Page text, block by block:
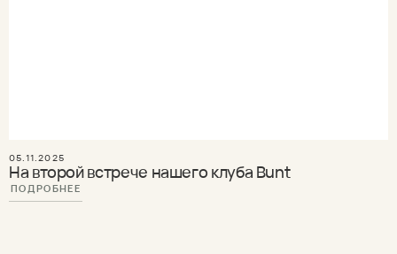
05.11.2025
На второй встрече нашего клуба Bunt
ПОДРОБНЕЕ